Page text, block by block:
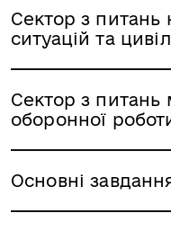
Сектор з питань
ситуацій та
Сектор з питань
оборонної
Основні